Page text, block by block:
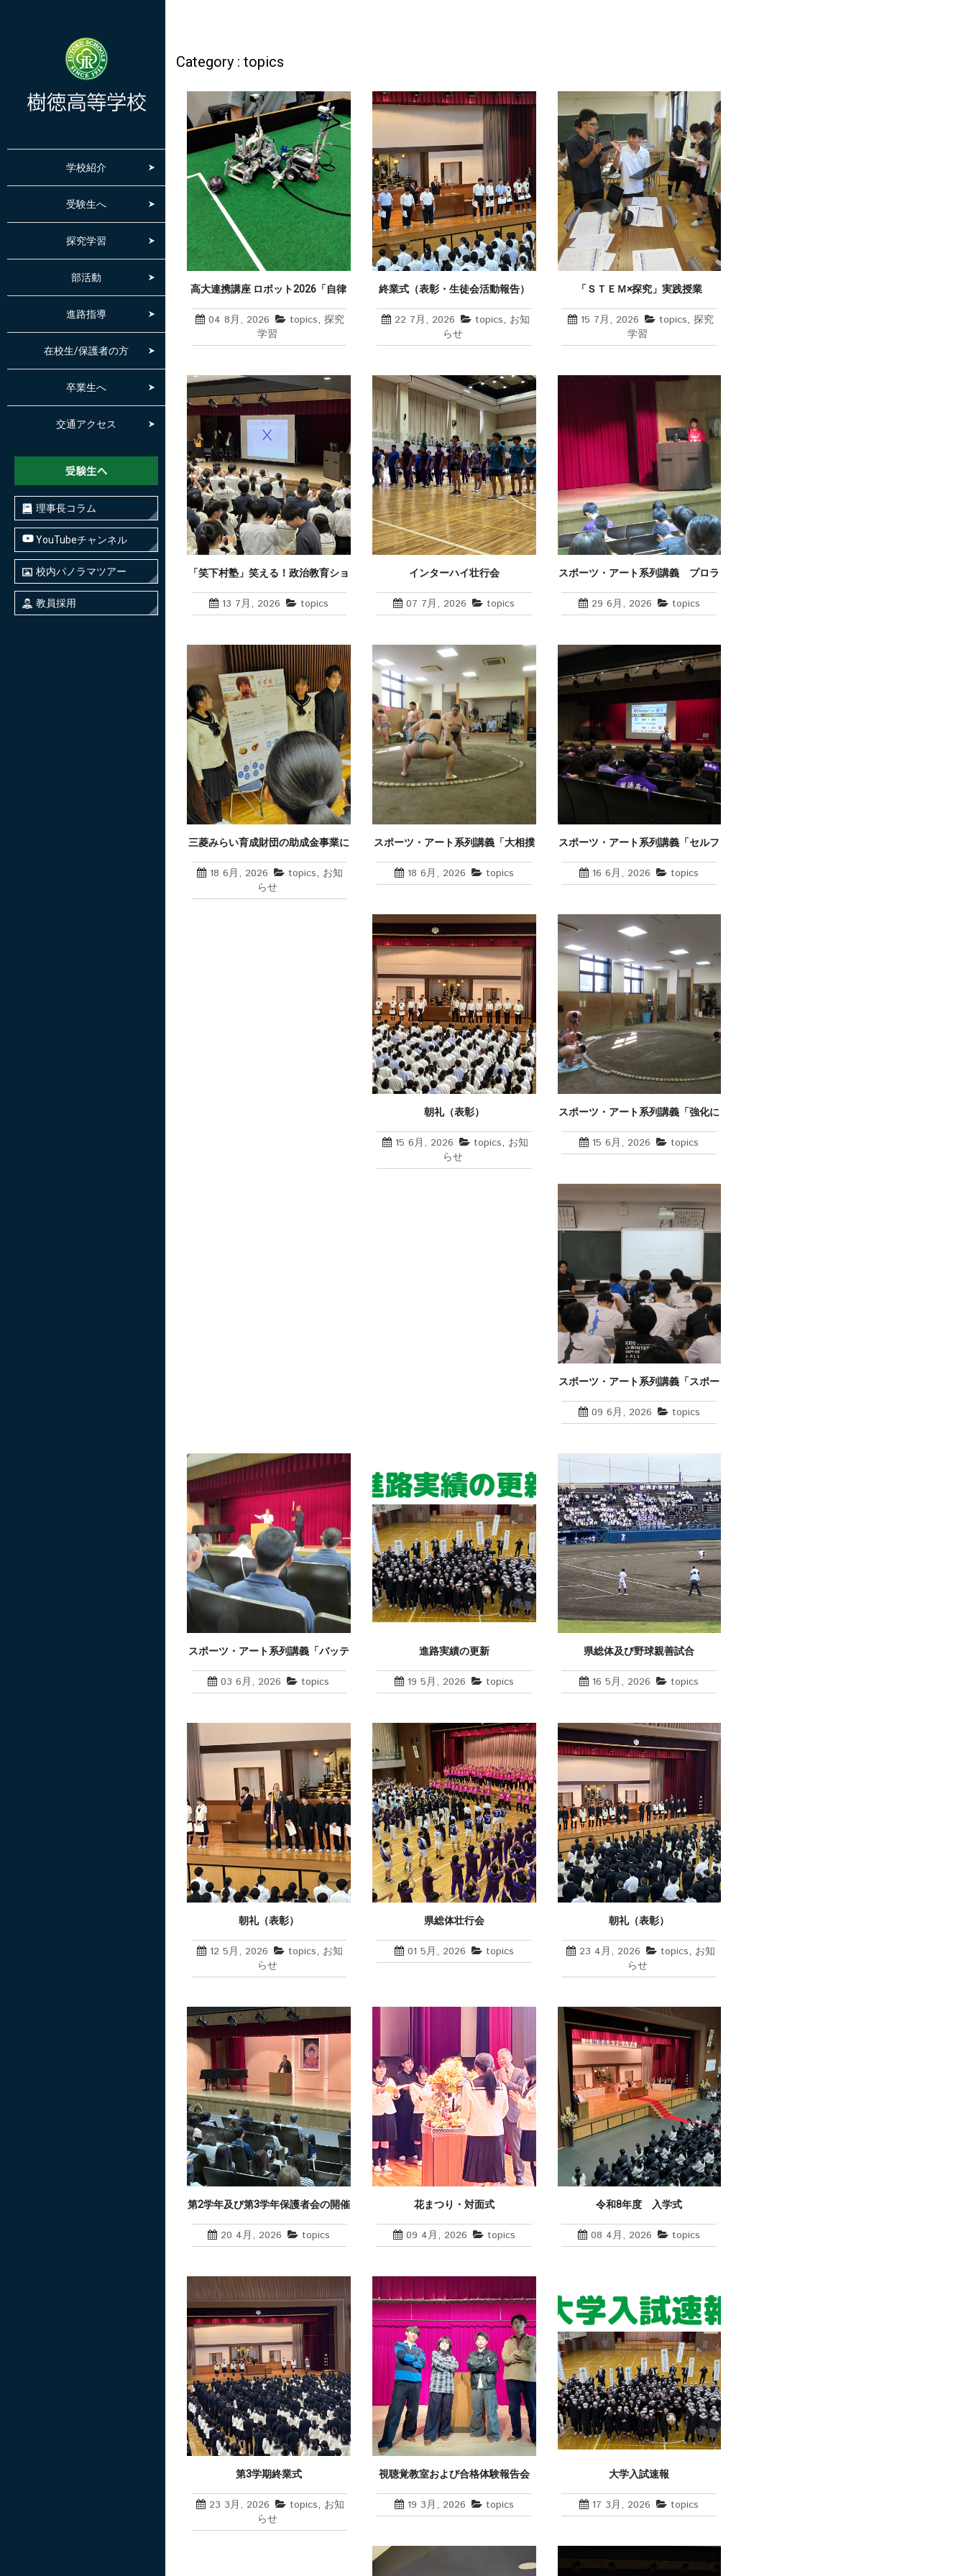
学校紹介
受験生へ
探究学習
部活動
進路指導
在校生/保護者の方
卒業生へ
交通アクセス
理事長コラム
YouTubeチャンネル
校内パノラマツアー
教員採用
Category : topics
高大連携講座 ロボット2026「自律
（2日間）
04 8月, 2026 topics,探究
学習
終業式（表彰・生徒会活動報告）
22 7月, 2026 topics, お知
らせ
「ＳＴＥＭ×探究」実践授業
15 7月, 2026 topics, 探究
学習
「笑下村塾」笑える！政治教育ショ
13 7月, 2026 topics
インターハイ壮行会
07 7月, 2026 topics
スポーツ・アート系列講義 プロラ
催
29 6月, 2026 topics
三菱みらい育成財団の助成金事業に
18 6月, 2026 topics, お知
らせ
スポーツ・アート系列講義「大相撲
の合同稽古」の開催
18 6月, 2026 topics
スポーツ・アート系列講義「セルフ
16 6月, 2026 topics
朝礼（表彰）
15 6月, 2026 topics, お知
らせ
スポーツ・アート系列講義「強化に
15 6月, 2026 topics
スポーツ・アート系列講義「スポー
09 6月, 2026 topics
スポーツ・アート系列講義「バッテ
03 6月, 2026 topics
進路実績の更新
19 5月, 2026 topics
県総体及び野球親善試合
16 5月, 2026 topics
朝礼（表彰）
12 5月, 2026 topics, お知
らせ
県総体壮行会
01 5月, 2026 topics
朝礼（表彰）
23 4月, 2026 topics, お知
らせ
第2学年及び第3学年保護者会の開催
20 4月, 2026 topics
花まつり・対面式
09 4月, 2026 topics
令和8年度 入学式
08 4月, 2026 topics
第3学期終業式
23 3月, 2026 topics, お知
らせ
視聴覚教室および合格体験報告会
19 3月, 2026 topics
大学入試速報
17 3月, 2026 topics